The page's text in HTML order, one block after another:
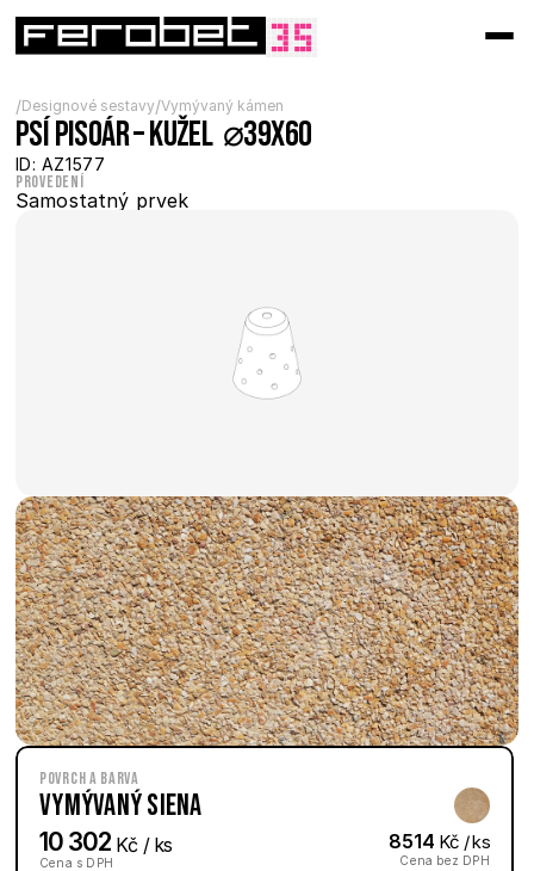
/Designové sestavy/Vymývaný kámen
Psí pisoár – kužel  ⌀39x60
ID: AZ1577
Provedení
Samostatný prvek
Povrch a barva
Vymývaný Siena
10 302 Kč / ks
Cena s DPH
8514 Kč / ks
Cena bez DPH